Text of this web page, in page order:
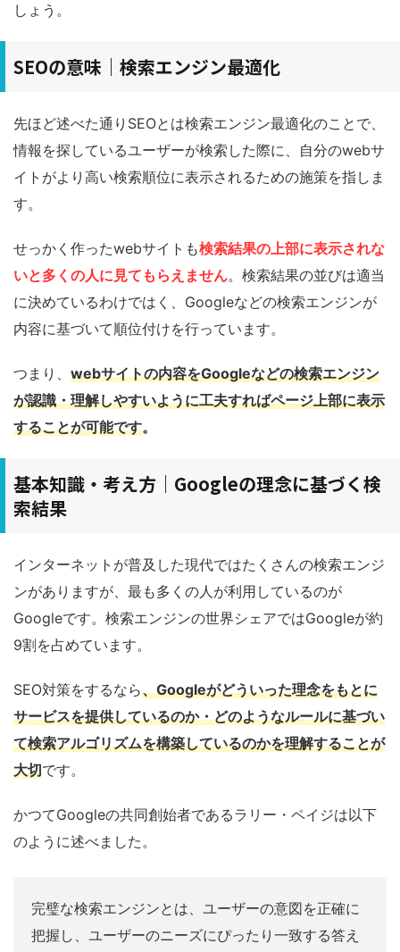
しょう。
SEOの意味｜検索エンジン最適化
先ほど述べた通りSEOとは検索エンジン最適化のことで、
情報を探しているユーザーが検索した際に、自分のwebサ
イトがより高い検索順位に表示されるための施策を指しま
す。
せっかく作ったwebサイトも検索結果の上部に表示されな
いと多くの人に見てもらえません。検索結果の並びは適当
に決めているわけではく、Googleなどの検索エンジンが
内容に基づいて順位付けを行っています。
つまり、 webサイトの内容をGoogleなどの検索エンジン
が認識・理解しやすいように工夫すればページ上部に表示
することが可能です。
基本知識・考え方｜Googleの理念に基づく検
索結果
インターネットが普及した現代ではたくさんの検索エンジ
ンがありますが、最も多くの人が利用しているのが
Googleです。検索エンジンの世界シェアではGoogleが約
9割を占めています。
SEO対策をするなら、Googleがどういった理念をもとに
サービスを提供しているのか・どのようなルールに基づい
て検索アルゴリズムを構築しているのかを理解することが
大切です。
かつてGoogleの共同創始者であるラリー・ペイジは以下
のように述べました。
完璧な検索エンジンとは、ユーザーの意図を正確に
把握し、ユーザーのニーズにぴったり一致する答え